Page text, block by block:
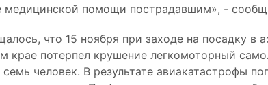
медицинской помощи пострадавшим», -
что 15 ноября при заходе на посадку в
крае потерпел крушение легкомоторный
человек. В результате авиакатастрофы